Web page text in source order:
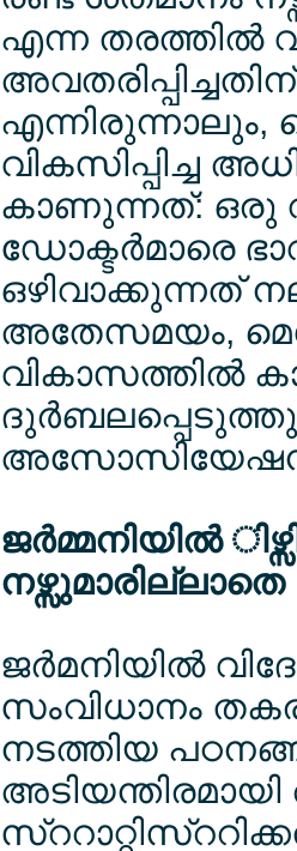
എന്ന തരത്തില്‍
വികസിപ്പിച്ച
കാണുന്നത്: ഒരു
ഡോക്ടര്‍മാരെ
ഒഴിവാക്കുന്നത്
അതേസമയം,
വികാസത്തില്‍
അസോസിയേഷന്‍
ജര്‍മ്മനിയില്‍
ജര്‍മനിയില്‍
സംവിധാനം
നടത്തിയ